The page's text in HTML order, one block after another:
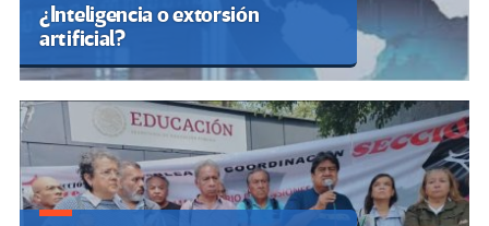
¿Inteligencia o extorsión
artificial?